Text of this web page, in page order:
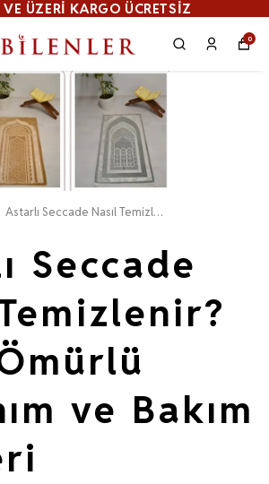
ÜZERI KARGO ÜCRETSİZ
0
Astarlı Seccade Nasıl Temizlenir? Uzun Ömürlü Kullanım ve Bakım Rehberi
Seccade
ve Bakım